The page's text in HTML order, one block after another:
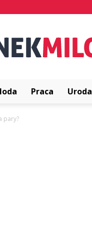
Praca Uroda
pary?